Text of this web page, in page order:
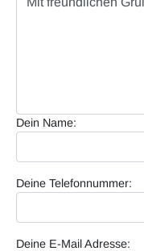
Dein Name:
Deine Telefonnummer:
Deine E-Mail Adresse: